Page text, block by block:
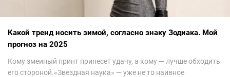
Какой тренд носить зимой, согласно знаку Зодиака. Мой
прогноз на 2025
Кому змеиный принт принесет удачу, а кому — лучше обходить
его стороной.«Звездная наука» — уже не то наивное